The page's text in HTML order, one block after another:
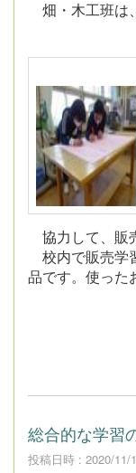
畑・木工班は
協力して、販
校内で販売学
品です。使った
総合的な学習
投稿日時 : 2020/11/